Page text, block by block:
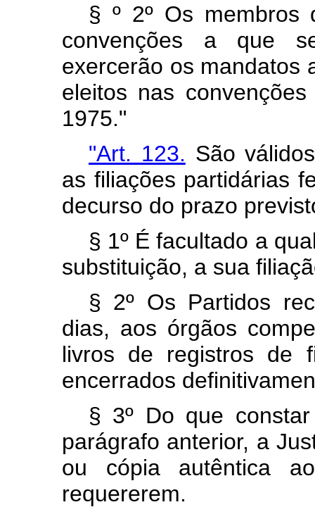
§ º 2º Os membros
convenções a que
exercerão os mandatos
eleitos nas
1975."
"Art. 123. São
as filiações partidárias
decurso do prazo
§ 1º É facultado a
substituição, a sua
§ 2º Os Partidos
dias, aos órgãos
livros de registros de
encerrados
§ 3º Do que
parágrafo anterior, a
ou cópia autêntica
requererem.